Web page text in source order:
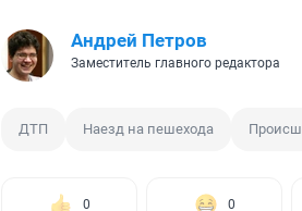
Андрей Петров
Заместитель главного редактора
ДТП Наезд на пешехода
0 0